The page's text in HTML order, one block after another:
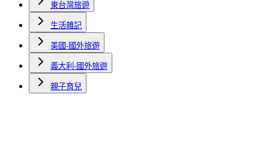
東台灣旅遊
生活雜記
美國-國外旅遊
義大利-國外旅遊
親子育兒